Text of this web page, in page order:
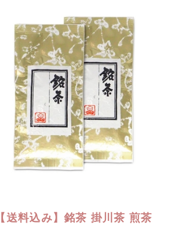
【送料込み】銘茶 掛川茶 煎茶